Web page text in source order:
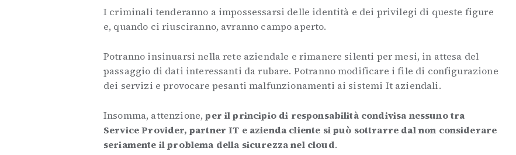
I criminali tenderanno a impossessarsi delle identità e dei privilegi di queste figure
e, quando ci riusciranno, avranno campo aperto.
Potranno insinuarsi nella rete aziendale e rimanere silenti per mesi, in attesa del
passaggio di dati interessanti da rubare. Potranno modificare i file di configurazione
dei servizi e provocare pesanti malfunzionamenti ai sistemi It aziendali.
Insomma, attenzione,per il principio di responsabilità condivisa nessuno tra
Service Provider, partner IT e azienda cliente si può sottrarre dal non considerare
seriamente il problema della sicurezza nel cloud.